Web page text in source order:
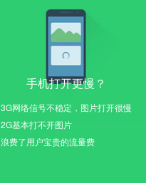
手机打开更慢？
3G网络信号不稳定，图片打开很慢
2G基本打不开图片
浪费了用户宝贵的流量费